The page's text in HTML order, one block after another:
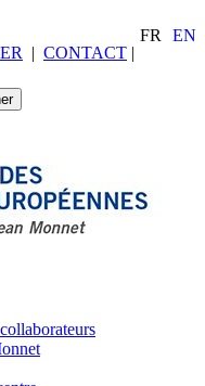
FR
EN
| CONTACT |